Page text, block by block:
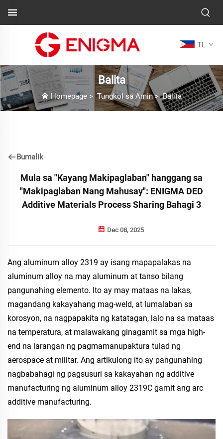
TL
Balita
Homepage >Tungkol sa Amin>Balita
Bumalik
Mula sa "Kayang Makipaglaban" hanggang sa
"Makipaglaban Nang Mahusay": ENIGMA DED
Additive Materials Process Sharing Bahagi 3
Dec 08, 2025
Ang aluminum alloy 2319 ay isang mapapalakas na
aluminum alloy na may aluminum at tanso bilang
pangunahing elemento. Ito ay may mataas na lakas,
magandang kakayahang mag-weld, at lumalaban sa
korosyon, na nagpapakita ng katatagan, lalo na sa mataas
na temperatura, at malawakang ginagamit sa mga high-
end na larangan ng pagmamanupaktura tulad ng
aerospace at militar. Ang artikulong ito ay pangunahing
nagbabahagi ng pagsusuri sa kakayahan ng additive
manufacturing ng aluminum alloy 2319C gamit ang arc
additive manufacturing.